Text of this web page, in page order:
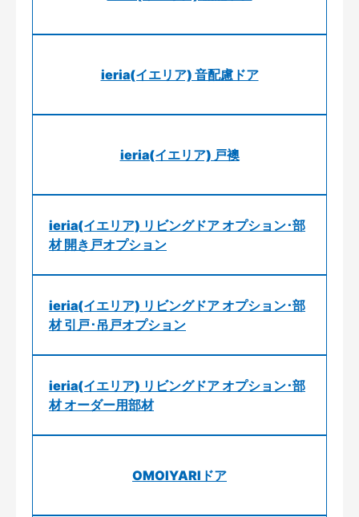
ieria(イエリア) 音配慮ドア
ieria(イエリア) 戸襖
ieria(イエリア) リビングドア オプション･部
材 開き戸オプション
ieria(イエリア) リビングドア オプション･部
材 引戸･吊戸オプション
ieria(イエリア) リビングドア オプション･部
材 オーダー用部材
OMOIYARIドア